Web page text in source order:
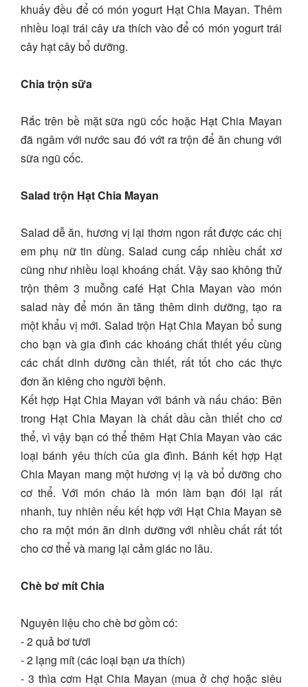
khuấy đều để có món yogurt Hạt Chia Mayan. Thêm
nhiều loại trái cây ưa thích vào để có món yogurt trái
cây hạt cây bổ dưỡng.
Chia trộn sữa
Rắc trên bề mặt sữa ngũ cốc hoặc Hạt Chia Mayan
đã ngâm với nước sau đó vớt ra trộn để ăn chung với
sữa ngũ cốc.
Salad trộn Hạt Chia Mayan
Salad dễ ăn, hương vị lại thơm ngon rất được các chị
em phụ nữ tin dùng. Salad cung cấp nhiều chất xơ
cũng như nhiều loại khoáng chất. Vậy sao không thử
trộn thêm 3 muỗng café Hạt Chia Mayan vào món
salad này để món ăn tăng thêm dinh dưỡng, tạo ra
một khẩu vị mới. Salad trộn Hạt Chia Mayan bổ sung
cho bạn và gia đình các khoáng chất thiết yếu cùng
các chất dinh dưỡng cần thiết, rất tốt cho các thực
đơn ăn kiêng cho người bệnh.
Kết hợp Hạt Chia Mayan với bánh và nấu cháo: Bên
trong Hạt Chia Mayan là chất dầu cần thiết cho cơ
thể, vì vậy bạn có thể thêm Hạt Chia Mayan vào các
loại bánh yêu thích của gia đình. Bánh kết hợp Hạt
Chia Mayan mang một hương vị lạ và bổ dưỡng cho
cơ thể. Với món cháo là món làm bạn đói lại rất
nhanh, tuy nhiên nếu kết hợp với Hạt Chia Mayan sẽ
cho ra một món ăn dinh dưỡng với nhiều chất rất tốt
cho cơ thể và mang lại cảm giác no lâu.
Chè bơ mít Chia
Nguyên liệu cho chè bơ gồm có:
- 2 quả bơ tươi
- 2 lạng mít (các loại bạn ưa thích)
- 3 thìa cơm Hạt Chia Mayan (mua ở chợ hoặc siêu